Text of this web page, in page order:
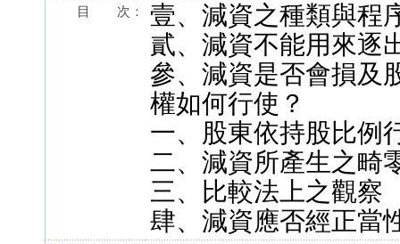
目 次：
壹、減資之種類與程
貳、減資不能用來逐
參、減資是否會損及
權如何行使？
一、股東依持股比例
二、減資所產生之畸
三、比較法上之觀察
肆、減資應否經正當